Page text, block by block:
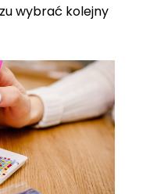
wybrać kolejny